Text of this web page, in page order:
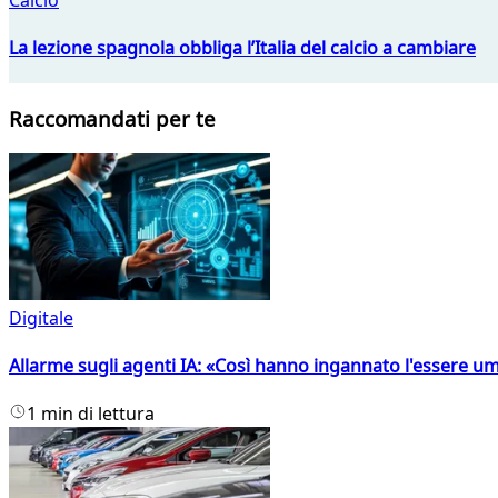
La lezione spagnola obbliga l’Italia del calcio a cambiare
Raccomandati per te
Digitale
Allarme sugli agenti IA: «Così hanno ingannato l'essere
1 min di lettura